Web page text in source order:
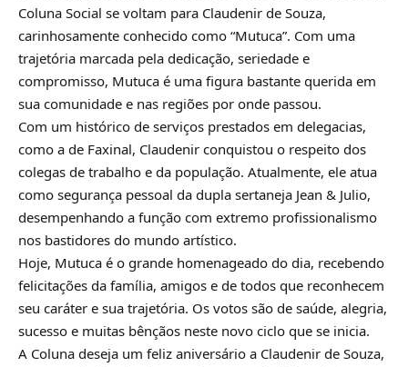
Coluna Social se voltam para Claudenir de Souza,
carinhosamente conhecido como “Mutuca”. Com uma
trajetória marcada pela dedicação, seriedade e
compromisso, Mutuca é uma figura bastante querida em
sua comunidade e nas regiões por onde passou.
Com um histórico de serviços prestados em delegacias,
como a de Faxinal, Claudenir conquistou o respeito dos
colegas de trabalho e da população. Atualmente, ele atua
como segurança pessoal da dupla sertaneja Jean & Julio,
desempenhando a função com extremo profissionalismo
nos bastidores do mundo artístico.
Hoje, Mutuca é o grande homenageado do dia, recebendo
felicitações da família, amigos e de todos que reconhecem
seu caráter e sua trajetória. Os votos são de saúde, alegria,
sucesso e muitas bênçãos neste novo ciclo que se inicia.
A Coluna deseja um feliz aniversário a Claudenir de Souza,